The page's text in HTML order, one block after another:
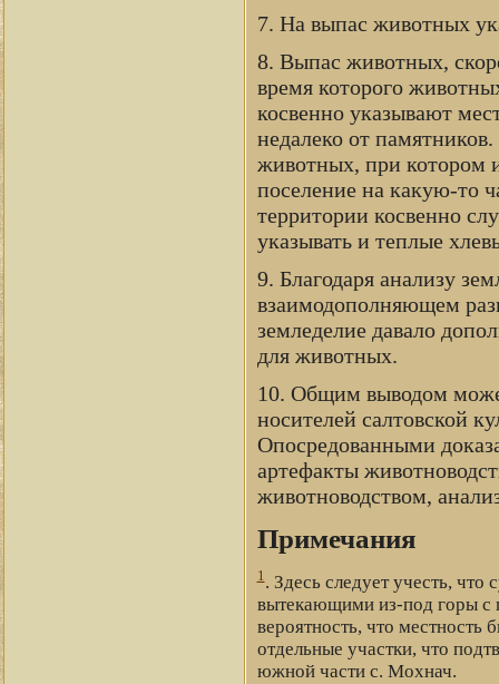
7. На выпас животных
8. Выпас животных,
время которого
косвенно указывают
недалеко от
животных, при котором
поселение на какую-то
территории косвенно
указывать и теплые
9. Благодаря анализу
взаимодополняющем
земледелие давало
для животных.
10. Общим выводом
носителей салтовской
Опосредованными
артефакты
животноводством,
Примечания
1. Здесь следует учесть,
вытекающими из-под горы с
вероятность, что
отдельные участки, что
южной части с. Мохнач.